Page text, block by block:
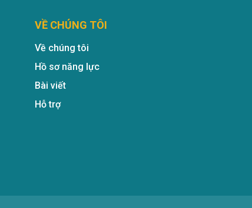
VỀ CHÚNG TÔI
Về chúng tôi
Hồ sơ năng lực
Bài viết
Hỗ trợ